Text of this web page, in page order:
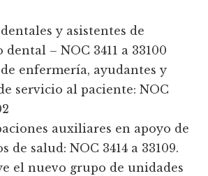
y asistentes de
– NOC 3411 a 33100
enfermería, ayudantes y
servicio al paciente: NOC
auxiliares en apoyo de
de salud: NOC 3414 a 33109.
el nuevo grupo de unidades